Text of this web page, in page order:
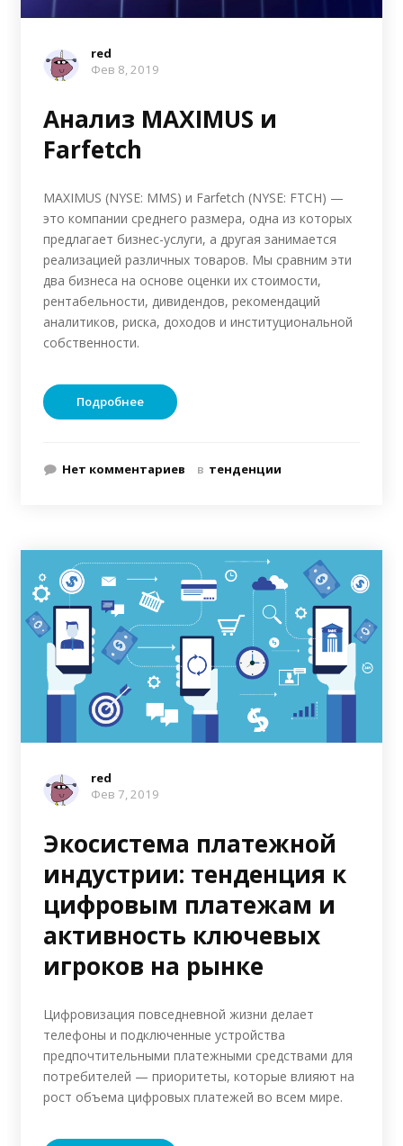
red
Фев 8, 2019
Анализ MAXIMUS и
Farfetch
MAXIMUS (NYSE: MMS) и Farfetch (NYSE: FTCH) —
это компании среднего размера, одна из которых
предлагает бизнес-услуги, а другая занимается
реализацией различных товаров. Мы сравним эти
два бизнеса на основе оценки их стоимости,
рентабельности, дивидендов, рекомендаций
аналитиков, риска, доходов и институциональной
собственности.
Подробнее
Нет комментариев в тенденции
red
Фев 7, 2019
Экосистема платежной
индустрии: тенденция к
цифровым платежам и
активность ключевых
игроков на рынке
Цифровизация повседневной жизни делает
телефоны и подключенные устройства
предпочтительными платежными средствами для
потребителей — приоритеты, которые влияют на
рост объема цифровых платежей во всем мире.